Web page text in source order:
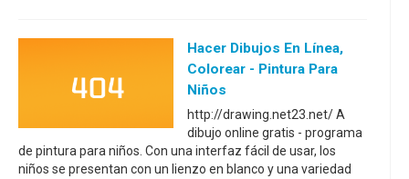
Hacer Dibujos En Línea,
Colorear - Pintura Para
Niños
http://drawing.net23.net/ A
dibujo online gratis - programa
de pintura para niños. Con una interfaz fácil de usar, los
niños se presentan con un lienzo en blanco y una variedad